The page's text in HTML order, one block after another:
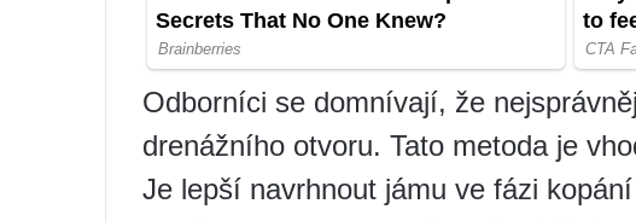
Odborníci se domnívají, že
drenážního otvoru. Tato metoda je
Je lepší navrhnout jámu ve fázi